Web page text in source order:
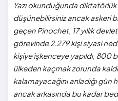
Yazı okunduğunda diktatörlük
düşünebilirsiniz ancak askeri
geçen Pinochet, 17 yıllık
görevinde 2.279 kişi siyasi
kişiye işkenceye yapıldı, 800
ülkeden kaçmak zorunda
kalamayacağını anladığı
ancak arkasında bu kadar